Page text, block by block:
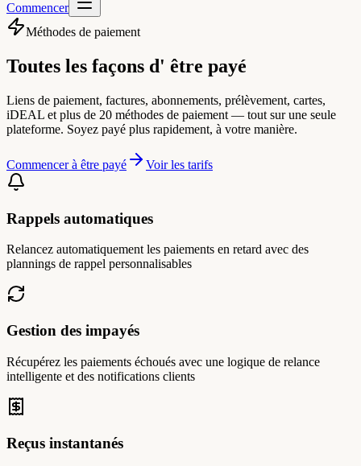
Commencer
Méthodes de paiement
Toutes les façons d' être payé
Liens de paiement, factures, abonnements, prélèvement, cartes,
iDEAL et plus de 20 méthodes de paiement — tout sur une seule
plateforme. Soyez payé plus rapidement, à votre manière.
Commencer à être payé Voir les tarifs
Rappels automatiques
Relancez automatiquement les paiements en retard avec des
plannings de rappel personnalisables
Gestion des impayés
Récupérez les paiements échoués avec une logique de relance
intelligente et des notifications clients
Reçus instantanés